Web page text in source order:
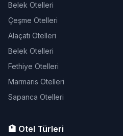
Belek Otelleri
Çeşme Otelleri
Alaçatı Otelleri
Belek Otelleri
Fethiye Otelleri
Marmaris Otelleri
Sapanca Otelleri
🏨 Otel Türleri